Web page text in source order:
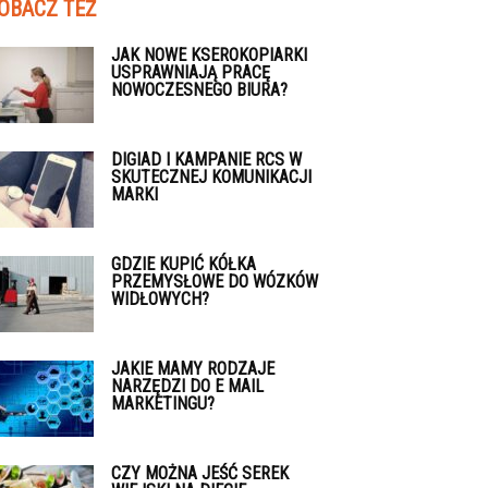
TEŻ
JAK NOWE KSEROKOPIARKI
USPRAWNIAJĄ PRACĘ
NOWOCZESNEGO BIURA?
DIGIAD I KAMPANIE RCS W
SKUTECZNEJ KOMUNIKACJI
MARKI
GDZIE KUPIĆ KÓŁKA
PRZEMYSŁOWE DO WÓZKÓW
WIDŁOWYCH?
JAKIE MAMY RODZAJE
NARZĘDZI DO E MAIL
MARKETINGU?
CZY MOŻNA JEŚĆ SEREK